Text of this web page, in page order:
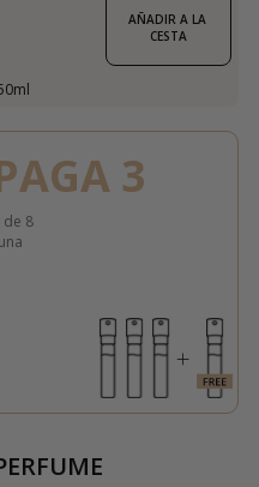
AÑADIR A LA
CESTA
3
8